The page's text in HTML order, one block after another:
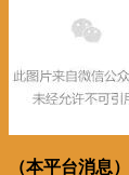
（本平台消息）